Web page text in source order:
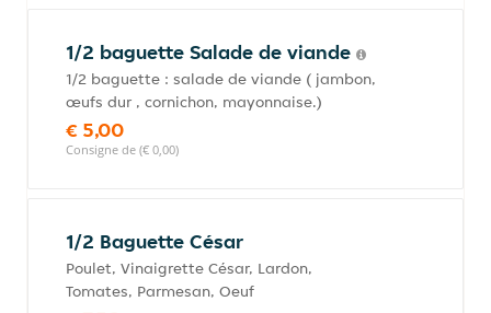
1/2 baguette Salade de viande
1/2 baguette : salade de viande ( jambon,
œufs dur , cornichon, mayonnaise.)
€ 5,00
Consigne de (€ 0,00)
1/2 Baguette César
Poulet, Vinaigrette César, Lardon,
Tomates, Parmesan, Oeuf